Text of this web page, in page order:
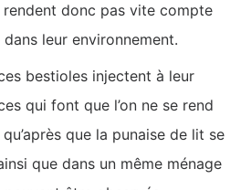
rendent donc pas vite compte
leur environnement.
bestioles injectent à leur
qui font que l’on ne se rend
que la punaise de lit se
que dans un même ménage